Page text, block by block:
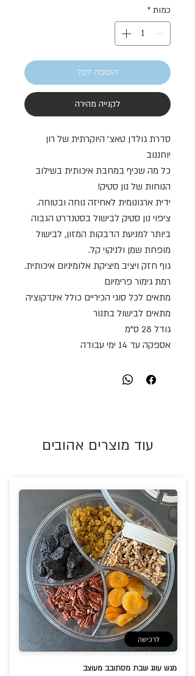
כמות *
הוספה לסל
לקנייה מהירה
סדרת גולדן טאצ' היוקרתית של רון
יוחננוב
כל מה שכיף במחבת איכותית בשילוב
הנוחות של נון סטיק!
ידית ארגונומית לאחיזה נוחה ובטוחה.
ציפוי נון סטיק לבישול בסטנדרט הגבוה
ביותר למניעת הדבקות המזון, לבישול
מופחת שמן ולניקוי קל.
גוף חזק ויציב מיציקת אלומיניום איכותית.
רמת גימור פרימיום
מתאים לכל סוגי הכיריים כולל אינדקוציה
מתאים לבישול בתנור
גודל 28 ס"מ
אספקה עד 14 ימי עבודה
עוד מוצרים אהובים
לרכישה
מגש עונג שבת מסתובב מעוצב